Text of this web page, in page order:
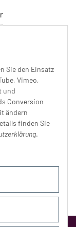
Sie den Einsatz
Vimeo,
und
Conversion
ändern
finden Sie
.